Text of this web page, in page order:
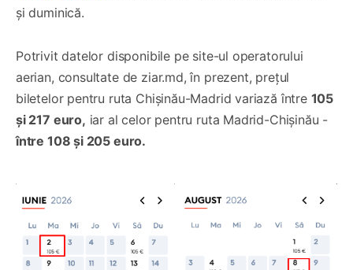
și duminică.
Potrivit datelor disponibile pe site-ul operatorului
aerian, consultate de ziar.md, în prezent, prețul
biletelor pentru ruta Chișinău-Madrid variază între 105
și 217 euro, iar al celor pentru ruta Madrid-Chișinău -
între 108 și 205 euro.